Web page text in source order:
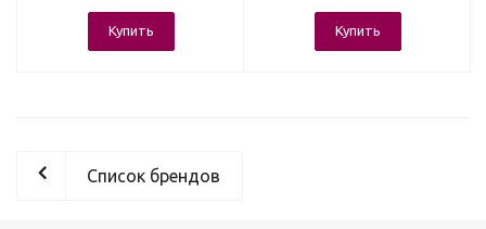
Купить Купить
Список брендов